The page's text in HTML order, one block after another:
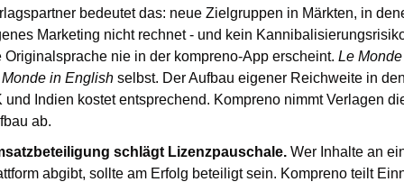
bedeutet das: neue Zielgruppen in Märkten, in
Marketing nicht rechnet - und kein
Originalsprache nie in der kompreno-App erscheint. Le Monde
in English selbst. Der Aufbau eigener Reichweite in
und Indien kostet entsprechend. Kompreno nimmt Verlagen
ab.
schlägt Lizenzpauschale. Wer Inhalte an
abgibt, sollte am Erfolg beteiligt sein. Kompreno teilt